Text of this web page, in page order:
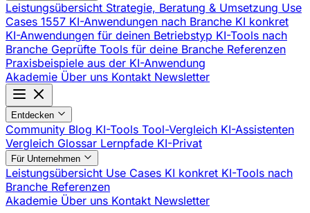
Leistungsübersicht Strategie, Beratung & Umsetzung Use
Cases 1557 KI-Anwendungen nach Branche KI konkret
KI-Anwendungen für deinen Betriebstyp KI-Tools nach
Branche Geprüfte Tools für deine Branche Referenzen
Praxisbeispiele aus der KI-Anwendung
Akademie Über uns Kontakt Newsletter
Entdecken
Community Blog KI-Tools Tool-Vergleich KI-Assistenten
Vergleich Glossar Lernpfade KI-Privat
Für Unternehmen
Leistungsübersicht Use Cases KI konkret KI-Tools nach
Branche Referenzen
Akademie Über uns Kontakt Newsletter